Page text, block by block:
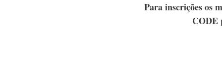
Para inscrições os
CODE